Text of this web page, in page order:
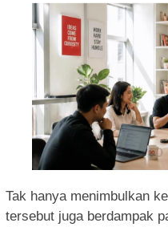
Tak hanya menimbulkan
tersebut juga berdampak